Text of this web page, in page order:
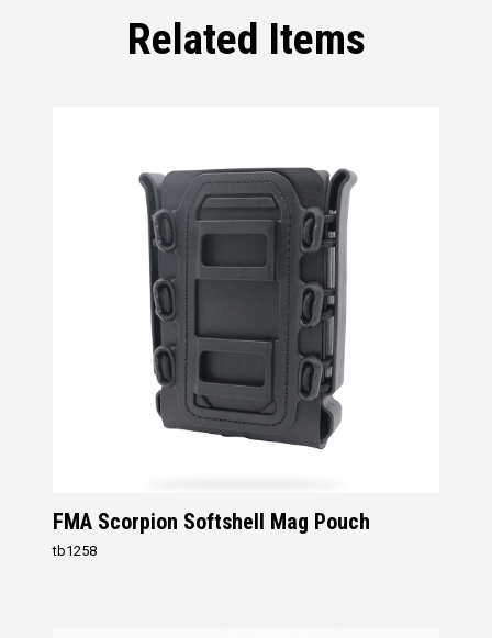
Related Items
FMA Scorpion Softshell Mag Pouch
tb1258